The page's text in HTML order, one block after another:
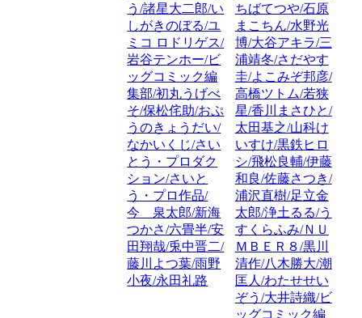
う/諸星大二郎/い
しがきのぼる/ユ
ミコ ロドリゲス/
岩谷テンホー/ビ
ッグコミック編
集部/初丸うげべ
そ/保松侘助/おぷ
うのきょうだい/
なかいくじ/さい
とう・プロダク
ション/さいと
う・プロ作品/
今 泉太郎/新海
つかさ/六畳半/安
田翔哉/兎中晋二/
藤川よつ葉/雨野
小夜/永田礼路
ちばてつや/石原
まこちん/水野光
博/大谷アキラ/三
浦靖冬/さだやす
圭/よこみぞ邦彦/
高橋ツトム/若狭
星/香川まさひと/
太田基之/山科け
いすけ/黒鉄ヒロ
シ/飛松良輔/伊藤
和良/佐藤さつき/
浦沢直樹/足立金
太郎/浄土るる/う
すくらふみ/ＮＵ
ＭＢＥＲ８/黒川
清作/八木勝大/潮
匡人/わたせせい
ぞう/大井詩織/ビ
ッグコミック編